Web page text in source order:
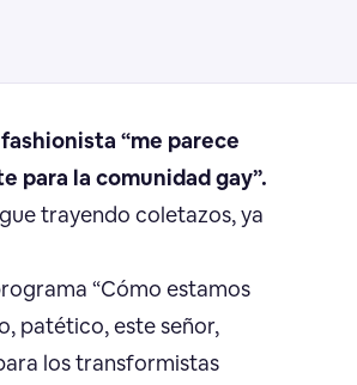
“me parece
para la comunidad gay”.
trayendo coletazos, ya
“Cómo estamos
patético, este señor,
los transformistas